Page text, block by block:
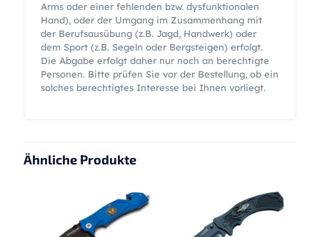
Arms oder einer fehlenden bzw. dysfunktionalen
Hand), oder der Umgang im Zusammenhang mit
der Berufsausübung (z.B. Jagd, Handwerk) oder
dem Sport (z.B. Segeln oder Bergsteigen) erfolgt.
Die Abgabe erfolgt daher nur noch an berechtigte
Personen. Bitte prüfen Sie vor der Bestellung, ob ein
solches berechtigtes Interesse bei Ihnen vorliegt.
Ähnliche Produkte